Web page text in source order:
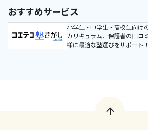
おすすめサービス
小学生・中学生・高校生向け
カリキュラム、保護者の口コ
様に最適な塾選びをサポート！